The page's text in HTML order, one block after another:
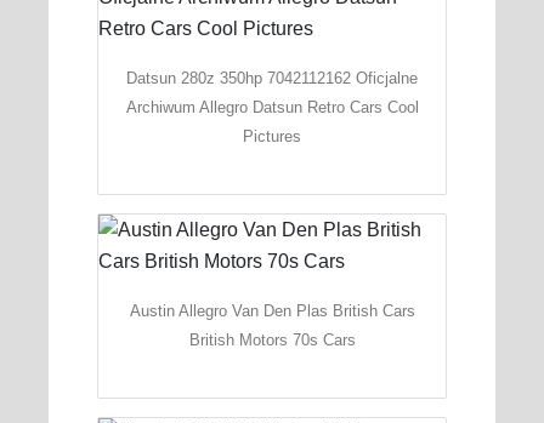
Datsun 280z 350hp 7042112162 Oficjalne
Archiwum Allegro Datsun Retro Cars Cool
Pictures
Austin Allegro Van Den Plas British Cars
British Motors 70s Cars